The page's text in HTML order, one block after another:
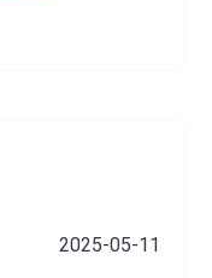
2025-05-11